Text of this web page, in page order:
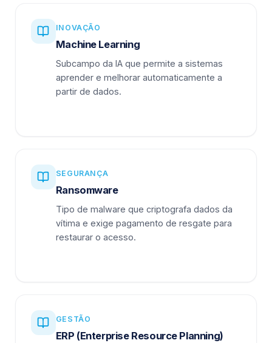
INOVAÇÃO
Machine Learning
Subcampo da IA que permite a sistemas
aprender e melhorar automaticamente a
partir de dados.
SEGURANÇA
Ransomware
Tipo de malware que criptografa dados da
vítima e exige pagamento de resgate para
restaurar o acesso.
GESTÃO
ERP (Enterprise Resource Planning)